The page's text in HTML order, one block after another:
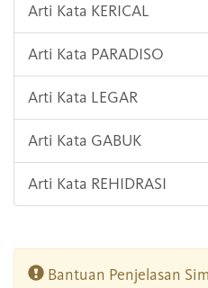
Arti Kata KERICAL
Arti Kata PARADISO
Arti Kata LEGAR
Arti Kata GABUK
Arti Kata REHIDRASI
Bantuan Penjelasan